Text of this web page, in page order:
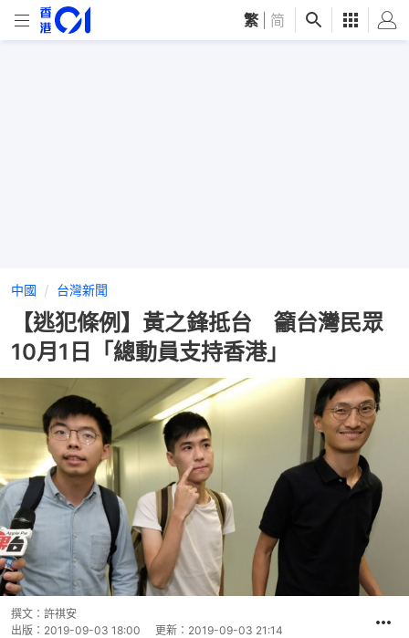
繁 简
中國 台灣新聞
【逃犯條例】黃之鋒抵台 籲台灣民眾
10月1日「總動員支持香港」
撰文： 許祺安
出版： 2019-09-03 18:00 更新： 2019-09-03 21:14